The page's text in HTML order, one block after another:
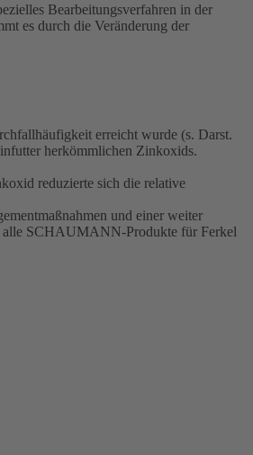
Bearbeitungsverfahren in der
es durch die Veränderung der
erreicht wurde (s. Darst.
herkömmlichen Zinkoxids.
reduzierte sich die relative
und einer weiter
alle SCHAUMANN-Produkte für Ferkel